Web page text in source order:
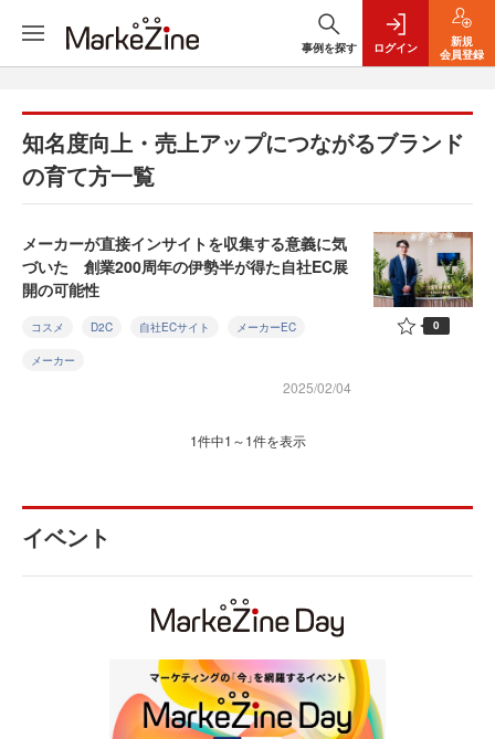
事例を探す ログイン
新規
会員登録
知名度向上・売上アップにつながるブランド
の育て方一覧
メーカーが直接インサイトを収集する意義に気
づいた 創業200周年の伊勢半が得た自社EC展
開の可能性
コスメ D2C 自社ECサイト メーカーEC
メーカー
2025/02/04
0
1件中1～1件を表示
イベント